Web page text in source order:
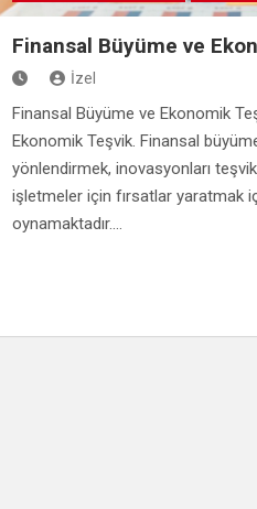
Finansal Büyüme ve
İzel
Finansal Büyüme ve Ekonomik
Ekonomik Teşvik. Finansal
yönlendirmek, inovasyonları
işletmeler için fırsatlar yaratmak
oynamaktadır.…